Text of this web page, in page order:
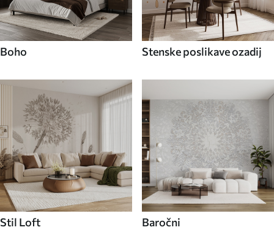
Boho Stenske poslikave ozadij
Stil Loft Baročni